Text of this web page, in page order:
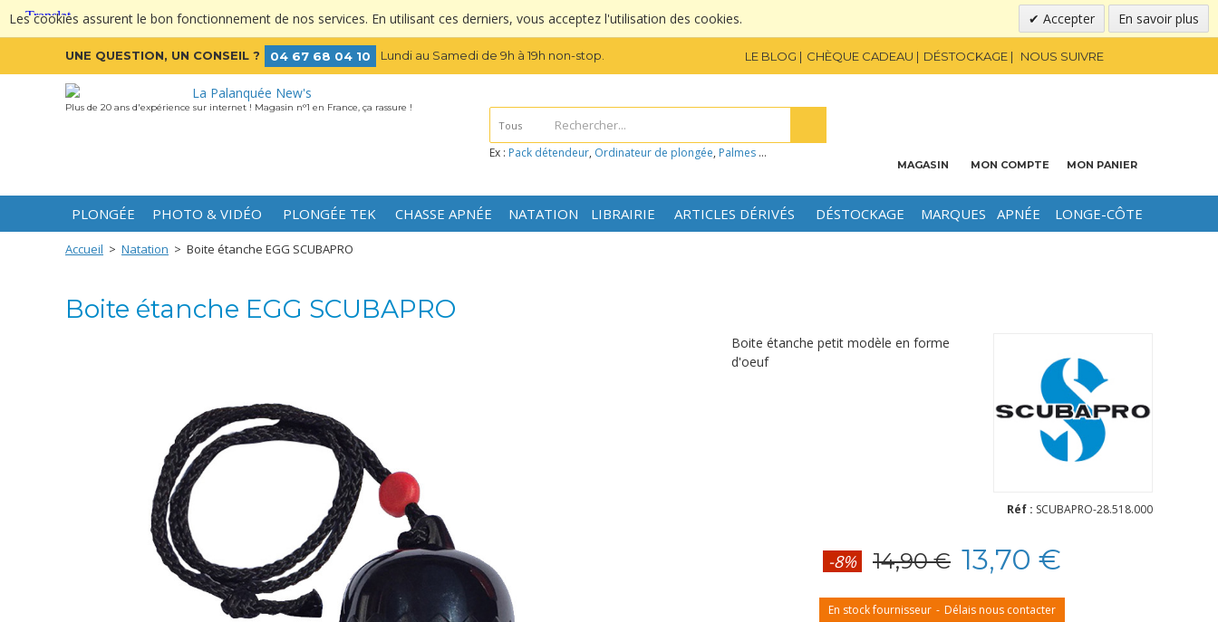
Les cookies assurent le bon fonctionnement de nos services. En utilisant ces derniers, vous acceptez l'utilisation des cookies. Accepter En savoir plus
UNE QUESTION, UN CONSEIL ? 04 67 68 04 10 Lundi au Samedi de 9h à 19h non-stop. LE BLOG CHÈQUE CADEAU DÉSTOCKAGE NOUS SUIVRE
Plus de 20 ans d'expérience sur internet ! Magasin n°1 en France, ça rassure !
MAGASIN MON COMPTE MON PANIER
PLONGÉE PHOTO & VIDÉO PLONGÉE TEK CHASSE APNÉE NATATION LIBRAIRIE ARTICLES DÉRIVÉS DÉSTOCKAGE MARQUES APNÉE LONGE-CÔTE
Tous
Ex : Pack détendeur, Ordinateur de plongée, Palmes ...
Accueil > Natation > Boite étanche EGG SCUBAPRO
Boite étanche EGG SCUBAPRO
Boite étanche petit modèle en forme
d'oeuf
Réf : SCUBAPRO-28.518.000
-8% 14,90 € 13,70 €
En stock fournisseur - Délais nous contacter